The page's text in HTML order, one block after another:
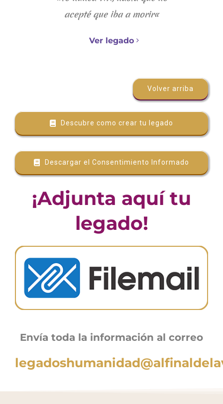
acepté que iba a morir«
Ver legado
Volver arriba
Descubre como crear tu legado
Descargar el Consentimiento Informado
¡Adjunta aquí tu
legado!
Envía toda la información al correo